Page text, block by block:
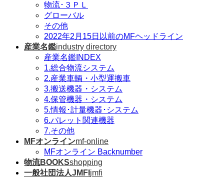
物流･３ＰＬ
グローバル
その他
2022年2月15日以前のMFヘッドライン
産業名鑑industry directory
産業名鑑INDEX
1.総合物流システム
2.産業車輌・小型運搬車
3.搬送機器・システム
4.保管機器・システム
5.情報･計量機器･システム
6.パレット関連機器
7.その他
MFオンラインmf-online
MFオンライン Backnumber
物流BOOKSshopping
一般社団法人JMFI jmfi